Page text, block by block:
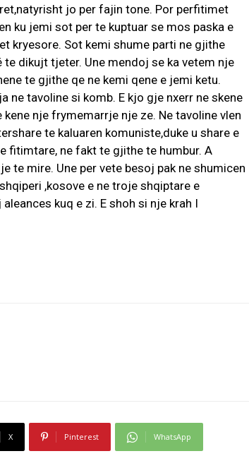
jo per fajin tone. Por perfitimet
ku jemi sot per te kuptuar se mos paska e
kryesore. Sot kemi shume parti ne gjithe
dikujt tjeter. Une mendoj se ka vetem nje
te gjithe qe ne kemi qene e jemi ketu.
ne tavoline si komb. E kjo gje nxerr ne skene
nje frymemarrje nje ze. Ne tavoline vlen
te kaluaren komuniste,duke u share e
fitimtare, ne fakt te gjithe te humbur. A
te mire. Une per vete besoj pak ne shumicen
,kosove e ne troje shqiptare e
kuq e zi. E shoh si nje krah I
X Pinterest WhatsApp